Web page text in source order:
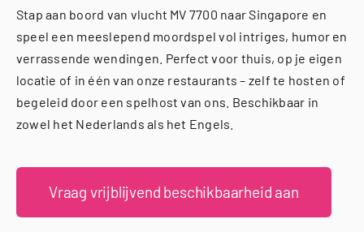
Blog
Videos
Uitjes
Stap aan boord van vlucht MV 7700 naar Singapore en
speel een meeslepend moordspel vol intriges, humor en
verrassende wendingen. Perfect voor thuis, op je eigen
locatie of in één van onze restaurants – zelf te hosten of
begeleid door een spelhost van ons. Beschikbaar in
zowel het Nederlands als het Engels.
Vraag vrijblijvend beschikbaarheid aan